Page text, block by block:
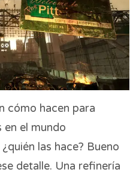
cómo hacen para
en el mundo
las hace? Bueno
detalle. Una refinería